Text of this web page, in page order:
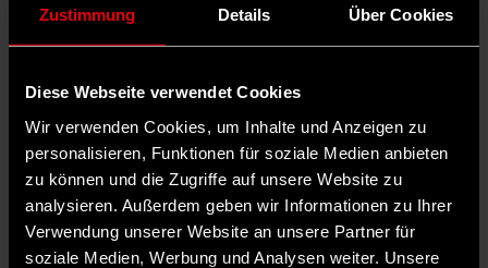
Zustimmung Details Über Cookies
Diese Webseite verwendet Cookies
Wir verwenden Cookies, um Inhalte und Anzeigen zu
personalisieren, Funktionen für soziale Medien anbieten
zu können und die Zugriffe auf unsere Website zu
analysieren. Außerdem geben wir Informationen zu Ihrer
Verwendung unserer Website an unsere Partner für
soziale Medien, Werbung und Analysen weiter. Unsere
AktuellesDossiersPerspektivenvorwärts-kommunal
KommunalkongressRezensionenPodcasts